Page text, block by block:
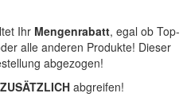
Ihr Mengenrabatt, egal ob Top-
alle anderen Produkte! Dieser
abgezogen!
ZUSÄTZLICH abgreifen!